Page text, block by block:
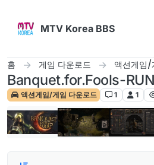
MTV Korea BBS
홈 게임 다운로드 액션게임/
Banquet.for.Fools-
액션게임/게임 다운로드 1 1